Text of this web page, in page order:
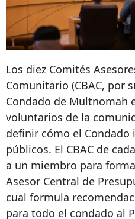
Los diez Comités
Comunitario (CBAC, por
Condado de Multnomah
voluntarios de la
definir cómo el Condado
públicos. El CBAC de
a un miembro para
Asesor Central de
cual formula
para todo el condado al